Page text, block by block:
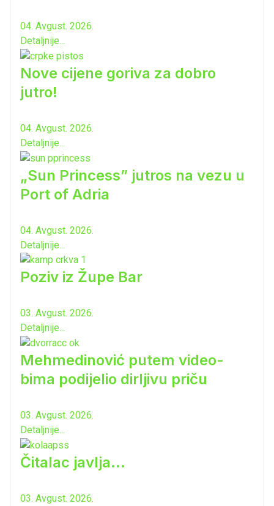
04. Avgust. 2026.
Detaljnije...
Nove cijene goriva za dobro
jutro!
04. Avgust. 2026.
Detaljnije...
„Sun Princess” jutros na vezu u
Port of Adria
04. Avgust. 2026.
Detaljnije...
Poziv iz Župe Bar
03. Avgust. 2026.
Detaljnije...
Mehmedinović putem video-
bima podijelio dirljivu priču
03. Avgust. 2026.
Detaljnije...
Čitalac javlja...
03. Avgust. 2026.